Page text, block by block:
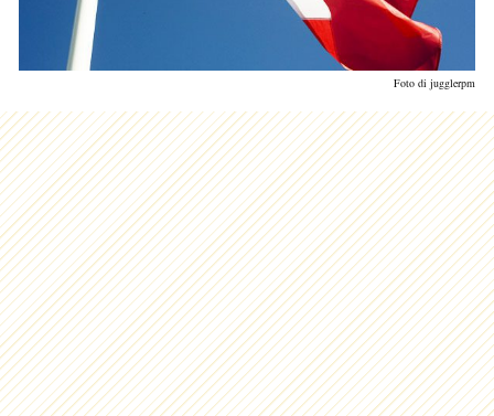
Foto di jugglerpm